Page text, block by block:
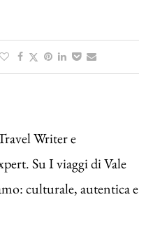
Writer e
Su I viaggi di Vale
culturale, autentica e